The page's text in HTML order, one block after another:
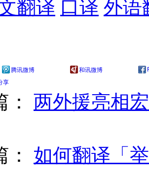
翻译 口译 外语
腾讯微博 和讯微博
享
： 两外援亮相
： 如何翻译「